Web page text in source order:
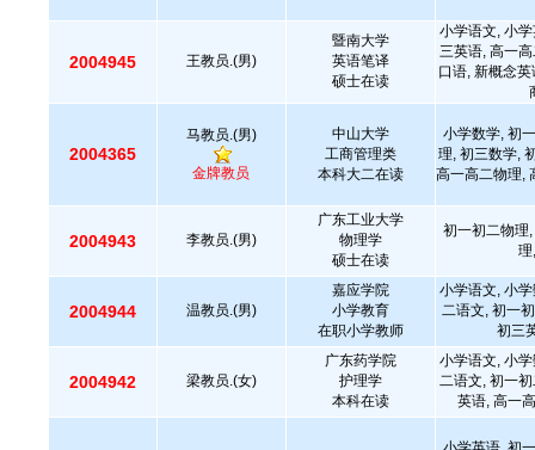
2004945 王教员.(男)
暨南大学
英语笔译
硕士在读
小学语文, 小
三英语, 高一
口语, 新概念
2004365
马教员.(男)
金牌教员
中山大学
工商管理类
本科大二在读
小学数学, 初
理, 初三数学,
高一高二物理,
2004943 李教员.(男)
广东工业大学
物理学
硕士在读
初一初二物理
2004944 温教员.(男)
嘉应学院
小学教育
在职小学教师
小学语文, 小
二语文, 初一
初三
2004942 梁教员.(女)
广东药学院
护理学
本科在读
小学语文, 小
二语文, 初一
英语, 高一